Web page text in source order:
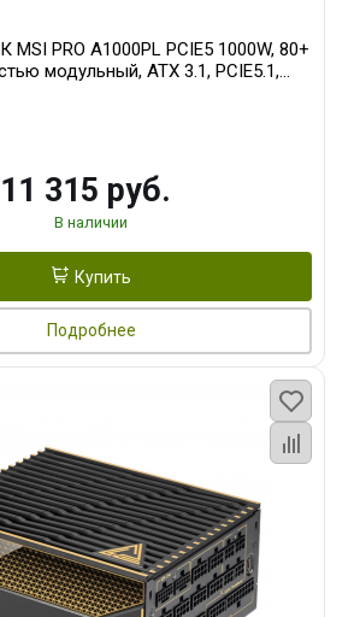
MSI PRO A1000PL PCIE5 1000W, 80+
модульный, ATX 3.1, PCIE5.1,
11 315 руб.
В наличии
Купить
Подробнее